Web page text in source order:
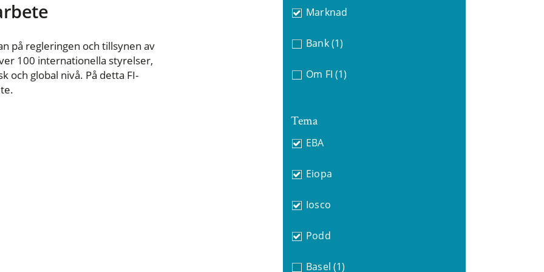
på regleringen och tillsynen av
100 internationella styrelser,
och global nivå. På detta FI-
Marknad
Bank (1)
Om FI (1)
Tema
EBA
Eiopa
Iosco
Podd
Basel (1)